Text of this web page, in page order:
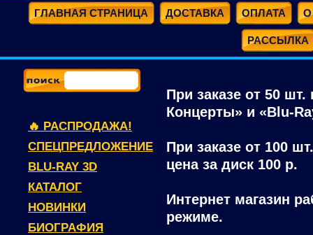
ГЛАВНАЯ СТРАНИЦА ДОСТАВКА ОПЛАТА О
РАССЫЛКА
🔥 РАСПРОДАЖА!
СПЕЦПРЕДЛОЖЕНИЕ
BLU-RAY 3D
КАТАЛОГ
НОВИНКИ
БИОГРАФИЯ
При заказе от 50
Концерты» и «Blu-
При заказе от 100
цена за диск 100 р.
Интернет магазин
режиме.